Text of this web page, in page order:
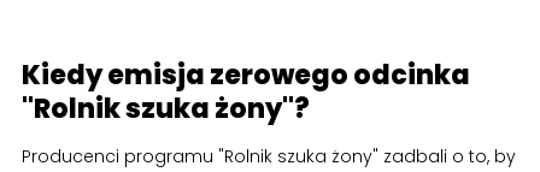
Kiedy emisja zerowego odcinka
"Rolnik szuka żony"?
Producenci programu "Rolnik szuka żony" zadbali o to, by